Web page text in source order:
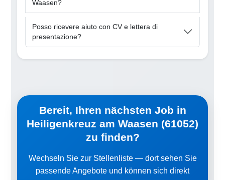
Waasen?
Posso ricevere aiuto con CV e lettera di
presentazione?
Bereit, Ihren nächsten Job in
Heiligenkreuz am Waasen (61052)
zu finden?
Wechseln Sie zur Stellenliste — dort sehen Sie
passende Angebote und können sich direkt